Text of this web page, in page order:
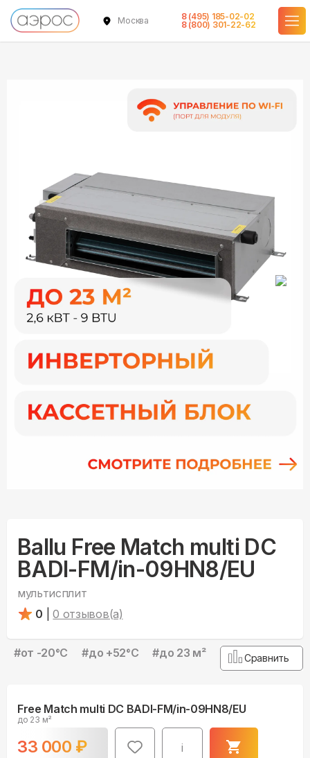
Москва
8 (495) 185-02-02
8 (800) 301-22-62
Ballu Free Match multi DC
BADI-FM/in-09HN8/EU
мультисплит
0
0 отзывов(а)
#от -20°С #до +52°С #до 23 м² Сравнить
Free Match multi DC BADI-FM/in-09HN8/EU
до 23 м²
33 000 ₽ i
в наличии
в наличии